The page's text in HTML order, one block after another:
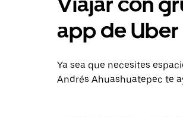
app de Uber
Ya sea que necesites
Andrés Ahuashuatepec te